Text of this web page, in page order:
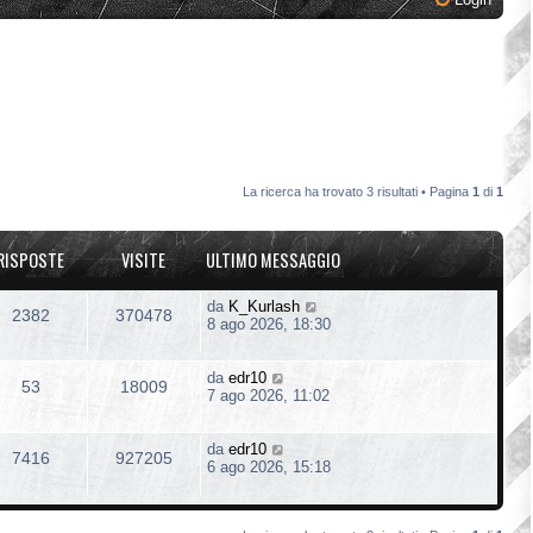
La ricerca ha trovato 3 risultati • Pagina 1 di 1
VISITE ULTIMO MESSAGGIO
2382 370478 da K_Kurlash
8 ago 2026, 18:30
53 18009 da edr10
7 ago 2026, 11:02
7416 927205 da edr10
6 ago 2026, 15:18